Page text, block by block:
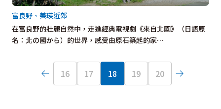
在富良野的壯麗自然中，走進經典電視劇《來自北國》（日語原
名：北の國から）的世界，感受由原石築起的家…
富良野、美瑛近郊
16 17 18 19 20